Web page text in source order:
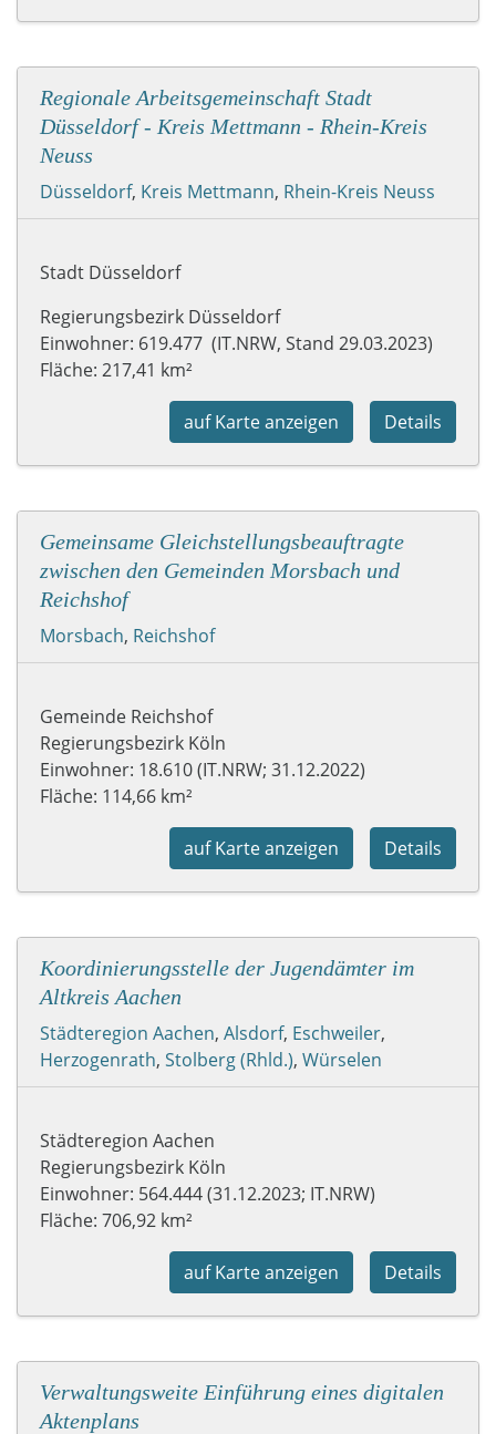
Regionale Arbeitsgemeinschaft Stadt
Düsseldorf - Kreis Mettmann - Rhein-Kreis
Neuss
Düsseldorf, Kreis Mettmann, Rhein-Kreis Neuss
Stadt Düsseldorf
Regierungsbezirk Düsseldorf
Einwohner: 619.477 (IT.NRW, Stand 29.03.2023)
Fläche: 217,41 km²
Details
auf Karte anzeigen
Gemeinsame Gleichstellungsbeauftragte
zwischen den Gemeinden Morsbach und
Reichshof
Morsbach, Reichshof
Gemeinde Reichshof
Regierungsbezirk Köln
Einwohner: 18.610 (IT.NRW; 31.12.2022)
Fläche: 114,66 km²
Details
auf Karte anzeigen
Koordinierungsstelle der Jugendämter im
Altkreis Aachen
Städteregion Aachen, Alsdorf, Eschweiler,
Herzogenrath, Stolberg (Rhld.), Würselen
Städteregion Aachen
Regierungsbezirk Köln
Einwohner: 564.444 (31.12.2023; IT.NRW)
Fläche: 706,92 km²
Details
auf Karte anzeigen
Verwaltungsweite Einführung eines digitalen
Aktenplans